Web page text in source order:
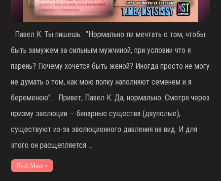
Павел К. Ты пишешь: “Нормально ли мечтать о том, чтобы
быть замужем за сильным мужчиной, при условии что я
парень? Почему хочется быть женой? Иногда просто не могу
не думать о том, как мою попку наполняют семенем и я
беременею”. Привет, Павел К. Да, нормально. Смотря через
призму эволюции — бинарные существа (двуполые),
существуют из-за эволюционного давления на вид. И для
этого он расщепляется …
Read More »